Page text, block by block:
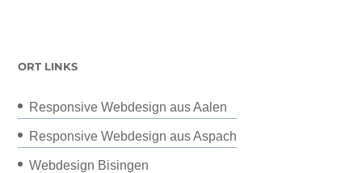
ORT LINKS
Responsive Webdesign aus Aalen
Responsive Webdesign aus Aspach
Webdesign Bisingen